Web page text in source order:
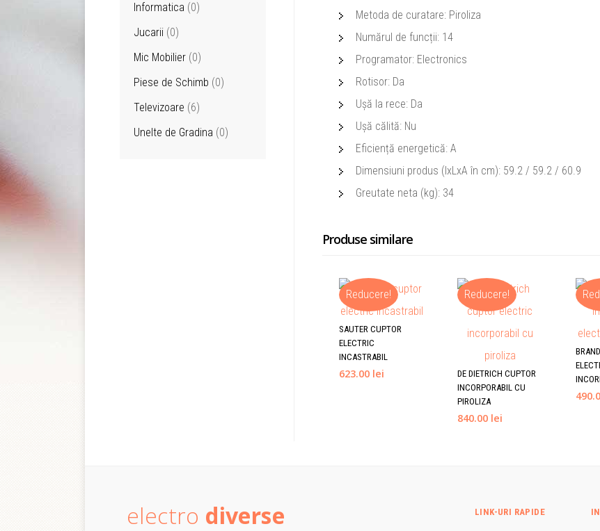
Metoda de curatare: Piroliza
Numărul de funcții: 14
Programator: Electronics
Rotisor: Da
Ușă la rece: Da
Ușă călită: Nu
Eficiență energetică: A
Dimensiuni produs (IxLxA în cm): 59.2 / 59.2 / 60.9
Greutate neta (kg): 34
Produse similare
Reducere!
SAUTER CUPTOR
ELECTRIC
INCASTRABIL
623.00 lei
Reducere!
DE DIETRICH CUPTOR
INCORPORABIL CU
PIROLIZA
840.00 lei
Informatica (0)
Jucarii (0)
Mic Mobilier (0)
Piese de Schimb (0)
Televizoare (6)
Unelte de Gradina (0)
electro diverse LINK-URI RAPIDE